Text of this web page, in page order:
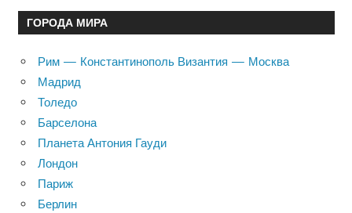
ГОРОДА МИРА
Рим — Константинополь Византия — Москва
Мадрид
Толедо
Барселона
Планета Антония Гауди
Лондон
Париж
Берлин